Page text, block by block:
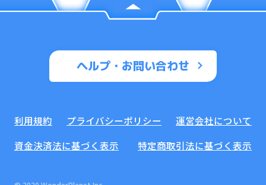
ヘルプ・お問い合わせ
利用規約 プライバシーポリシー
運営会社について
資金決済法に基づく表示
特定商取引法に基づく表示